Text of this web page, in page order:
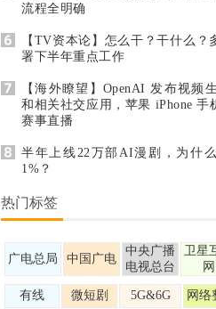
流程全明确
【TV资本论】怎么干？干什么？
署下半年重点工作
【海外瞭望】OpenAI 发布视频
和相关社交应用，苹果 iPhone 手
赛事直播
半年上线22万部AI漫剧，为什
1%？
热门标签
广电总局 中国广电
中央广播
电视总台
卫星
网
有线 微短剧 5G&6G 网络